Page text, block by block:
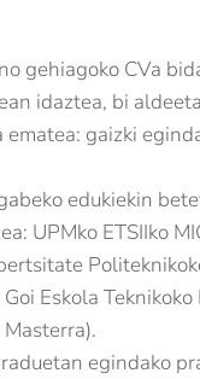
gehiagoko CVa
idaztea, bi
gaizki
edukiekin
UPMko ETSIIko
Eskola
egindako